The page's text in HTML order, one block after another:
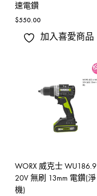
速電鑽
$550.00
加入喜愛商品
WORX 威克士 WU186.9
20V 無刷 13mm 電鑽(淨
機)